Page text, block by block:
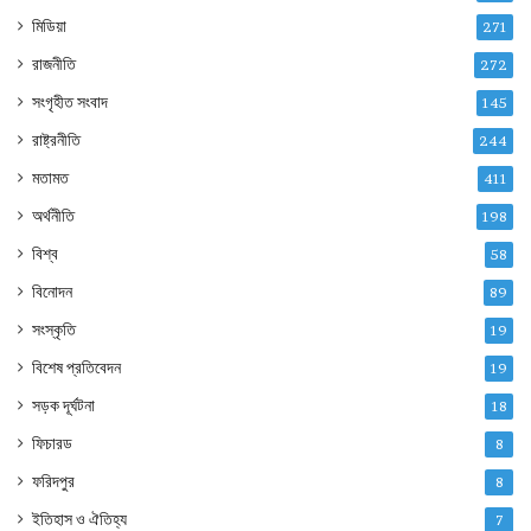
মিডিয়া 271
রাজনীতি 272
সংগৃহীত সংবাদ 145
রাষ্ট্রনীতি 244
মতামত 411
অর্থনীতি 198
বিশ্ব 58
বিনোদন 89
সংস্কৃতি 19
বিশেষ প্রতিবেদন 19
সড়ক দূর্ঘটনা 18
ফিচারড 8
ফরিদপুর 8
ইতিহাস ও ঐতিহ্য 7